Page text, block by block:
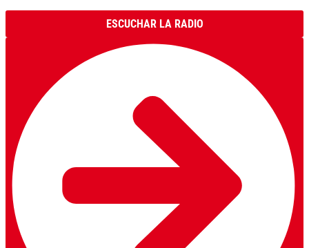
ESCUCHAR LA RADIO